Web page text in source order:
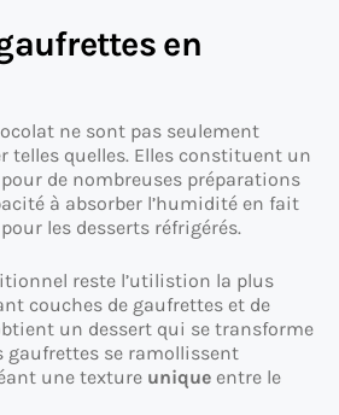
en
ne sont pas seulement
telles quelles. Elles constituent un
pour de nombreuses préparations
à absorber l’humidité en fait
les desserts réfrigérés.
reste l’utilistion la plus
couches de gaufrettes et de
un dessert qui se transforme
gaufrettes se ramollissent
une texture unique entre le